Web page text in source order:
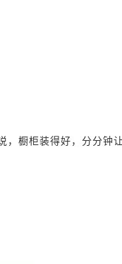
，橱柜装得好，分分钟让